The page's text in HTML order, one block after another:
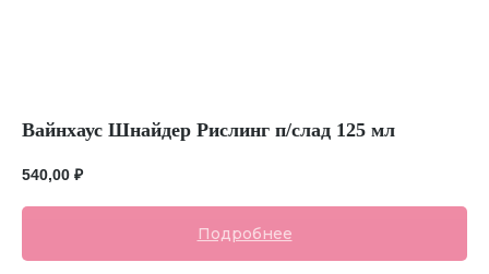
Вайнхаус Шнайдер Рислинг п/слад 125 мл
540,00 ₽
Подробнее